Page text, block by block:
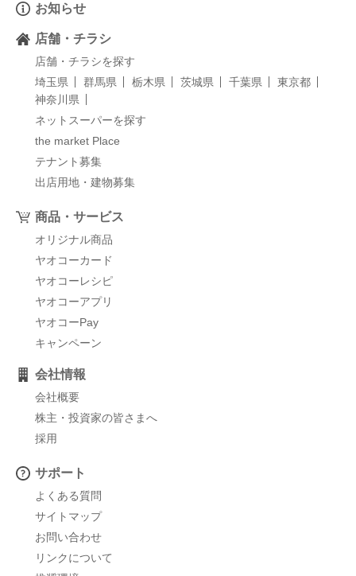
お知らせ
店舗・チラシ
店舗・チラシを探す
埼玉県
群馬県 栃木県 茨城県 千葉県
東京都
神奈川県
ネットスーパーを探す
the market Place
テナント募集
出店用地・建物募集
商品・サービス
オリジナル商品
ヤオコーカード
ヤオコーレシピ
ヤオコーアプリ
ヤオコーPay
キャンペーン
会社情報
会社概要
株主・投資家の皆さまへ
採用
サポート
よくある質問
サイトマップ
お問い合わせ
リンクについて